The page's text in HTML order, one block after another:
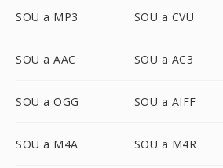
SOU a MP3 SOU a CVU
SOU a AAC SOU a AC3
SOU a OGG SOU a AIFF
SOU a M4A SOU a M4R